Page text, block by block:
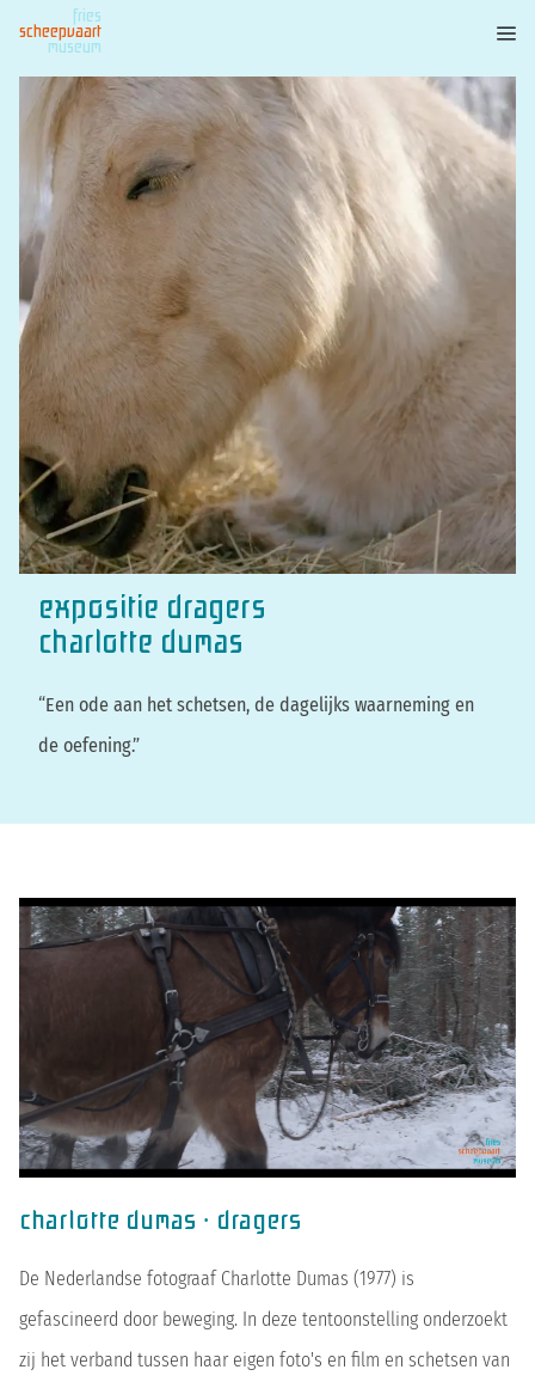
fries
scheepvaart
museum
expositie dragers
charlotte dumas
“Een ode aan het schetsen, de dagelijks waarneming en
de oefening.”
charlotte dumas · dragers
De Nederlandse fotograaf Charlotte Dumas (1977) is
gefascineerd door beweging. In deze tentoonstelling onderzoekt
zij het verband tussen haar eigen foto's en film en schetsen van